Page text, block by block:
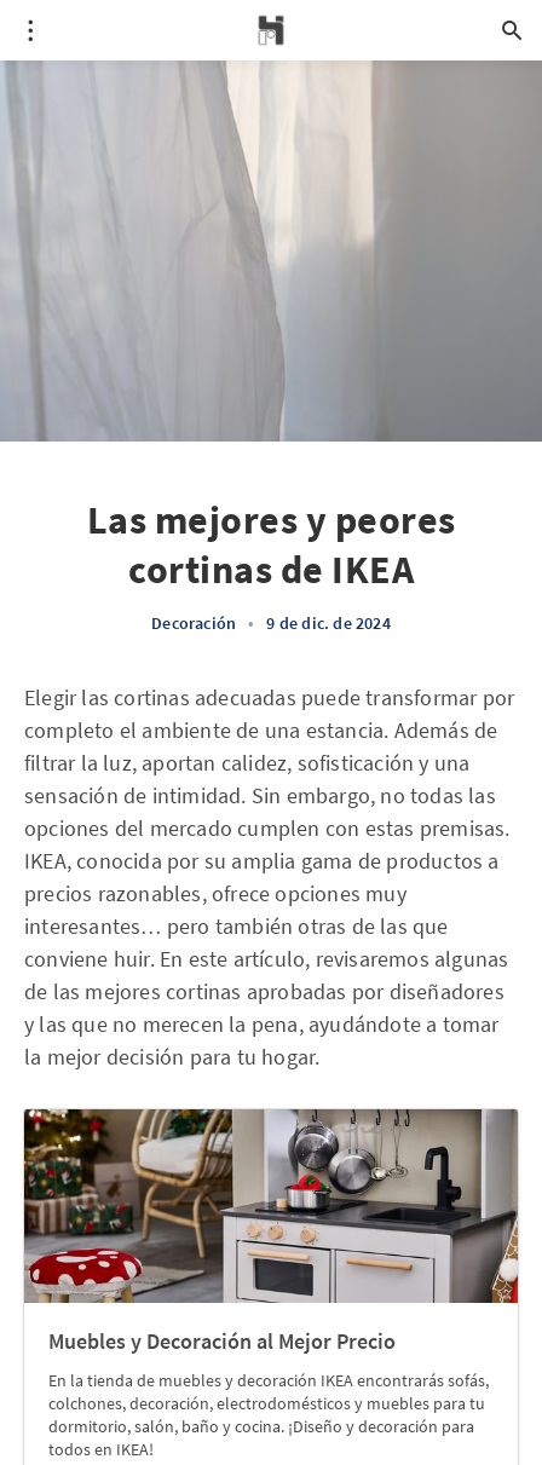
Las mejores y peores
cortinas de IKEA
Decoración • 9 de dic. de 2024
Elegir las cortinas adecuadas puede transformar por
completo el ambiente de una estancia. Además de
filtrar la luz, aportan calidez, sofisticación y una
sensación de intimidad. Sin embargo, no todas las
opciones del mercado cumplen con estas premisas.
IKEA, conocida por su amplia gama de productos a
precios razonables, ofrece opciones muy
interesantes… pero también otras de las que
conviene huir. En este artículo, revisaremos algunas
de las mejores cortinas aprobadas por diseñadores
y las que no merecen la pena, ayudándote a tomar
la mejor decisión para tu hogar.
Muebles y Decoración al Mejor Precio
En la tienda de muebles y decoración IKEA encontrarás sofás,
colchones, decoración, electrodomésticos y muebles para tu
dormitorio, salón, baño y cocina. ¡Diseño y decoración para
todos en IKEA!